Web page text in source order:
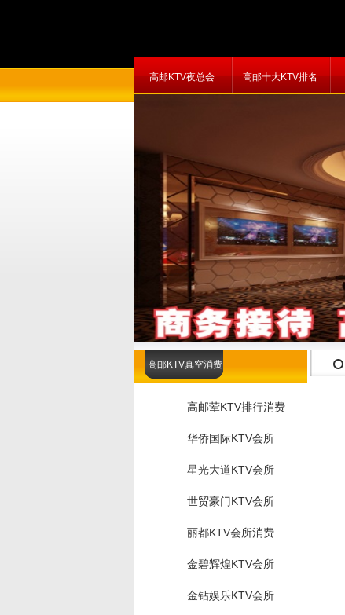
高邮KTV夜总会 高邮十大KTV排名
高邮KTV真空消费
高邮荤KTV排行消费
华侨国际KTV会所
星光大道KTV会所
世贸豪门KTV会所
丽都KTV会所消费
金碧辉煌KTV会所
金钻娱乐KTV会所